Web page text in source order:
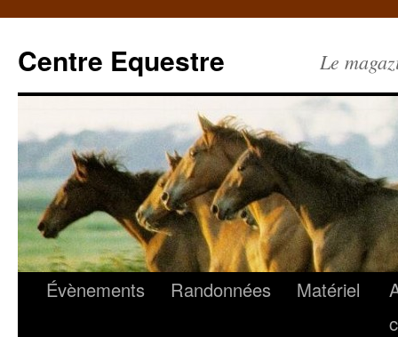
Centre Equestre Le
Évènements Randonnées Matériel